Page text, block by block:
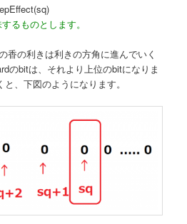
るものとします。
香の利きは利きの方角に進んでいく
のbitは、それより上位のbitになりま
、下図のようになります。